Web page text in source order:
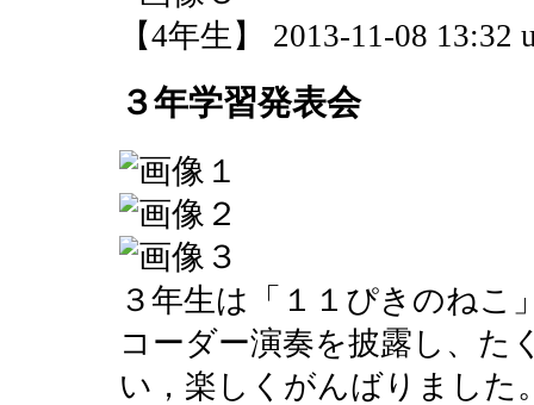
【4年生】 2013-11-08 13:32
３年学習発表会
３年生は「１１ぴきのねこ
コーダー演奏を披露し、た
い，楽しくがんばりました